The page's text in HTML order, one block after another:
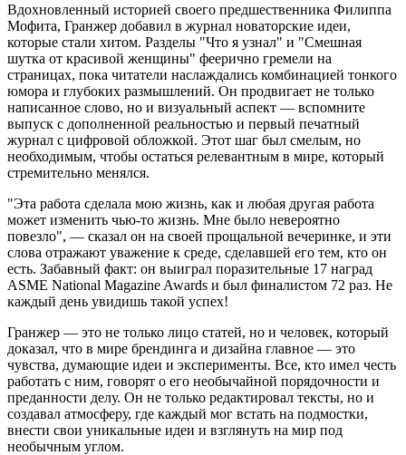
Вдохновленный историей своего предшественника Филиппа
Мофита, Гранжер добавил в журнал новаторские идеи,
которые стали хитом. Разделы "Что я узнал" и "Смешная
шутка от красивой женщины" феерично гремели на
страницах, пока читатели наслаждались комбинацией тонкого
юмора и глубоких размышлений. Он продвигает не только
написанное слово, но и визуальный аспект — вспомните
выпуск с дополненной реальностью и первый печатный
журнал с цифровой обложкой. Этот шаг был смелым, но
необходимым, чтобы остаться релевантным в мире, который
стремительно менялся.
"Эта работа сделала мою жизнь, как и любая другая работа
может изменить чью-то жизнь. Мне было невероятно
повезло", — сказал он на своей прощальной вечеринке, и эти
слова отражают уважение к среде, сделавшей его тем, кто он
есть. Забавный факт: он выиграл поразительные 17 наград
ASME National Magazine Awards и был финалистом 72 раз. Не
каждый день увидишь такой успех!
Гранжер — это не только лицо статей, но и человек, который
доказал, что в мире брендинга и дизайна главное — это
чувства, думающие идеи и эксперименты. Все, кто имел честь
работать с ним, говорят о его необычайной порядочности и
преданности делу. Он не только редактировал тексты, но и
создавал атмосферу, где каждый мог встать на подмостки,
внести свои уникальные идеи и взглянуть на мир под
необычным углом.